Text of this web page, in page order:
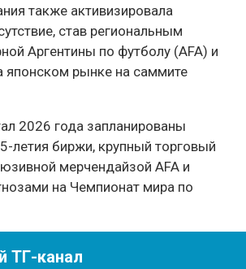
также активизировала
став региональным
Аргентины по футболу (AFA) и
японском рынке на саммите
2026 года запланированы
летия биржи, крупный торговый
мерчендайзой AFA и
на Чемпионат мира по
ТГ-канал